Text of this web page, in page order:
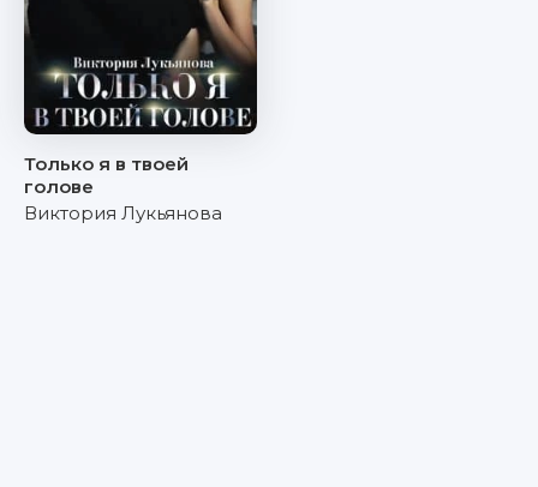
Только я в твоей
голове
Виктория Лукьянова